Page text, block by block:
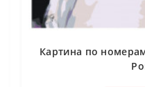
Картина по